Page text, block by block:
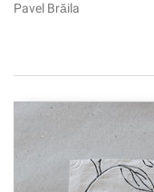
Pavel Brăila